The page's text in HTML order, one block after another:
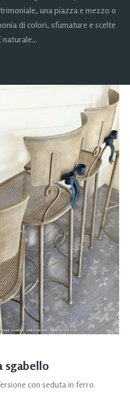
una piazza e mezzo o
di colori, sfumature e scelte
naturale…
sgabello
con seduta in ferro.